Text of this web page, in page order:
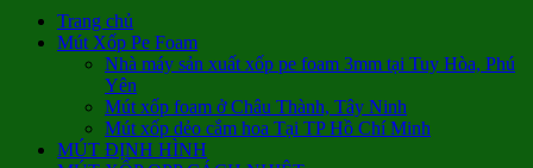
Trang chủ
Mút Xốp Pe Foam
Nhà máy sản xuất xốp pe foam 3mm tại Tuy Hòa, Phú
Yên
Mút xốp foam ở Châu Thành, Tây Ninh
Mút xốp dẻo cắm hoa Tại TP Hồ Chí Minh
MÚT ĐỊNH HÌNH